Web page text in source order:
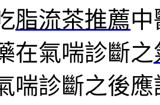
脂流茶推薦
在氣喘診斷之
喘診斷之後